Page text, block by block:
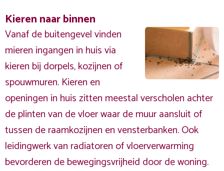
Kieren naar binnen
Vanaf de buitengevel vinden
mieren ingangen in huis via
kieren bij dorpels, kozijnen of
spouwmuren. Kieren en
openingen in huis zitten meestal verscholen achter
de plinten van de vloer waar de muur aansluit of
tussen de raamkozijnen en vensterbanken. Ook
leidingwerk van radiatoren of vloerverwarming
bevorderen de bewegingsvrijheid door de woning.